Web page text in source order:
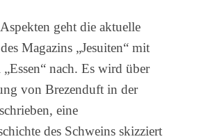
geht die aktuelle
Magazins „Jesuiten“ mit
nach. Es wird über
von Brezenduft in der
eine
des Schweins skizziert